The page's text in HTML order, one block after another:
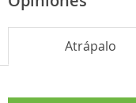
Atrápalo